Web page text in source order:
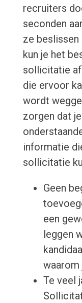
recruiters
seconden
ze
kun je het
sollicitatie
die ervoor
wordt
zorgen dat
informatie
sollicitatie
Geen
een
leggen
waarom
Te veel